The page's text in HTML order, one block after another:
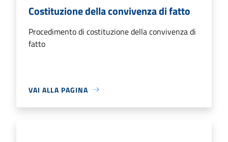
Costituzione della convivenza di fatto
Procedimento di costituzione della convivenza di
fatto
VAI ALLA PAGINA